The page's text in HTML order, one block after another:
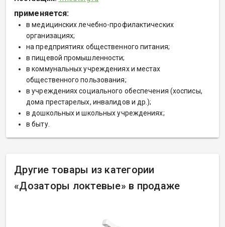
применяется:
в медицинских лечебно-профилактических
организациях;
на предприятиях общественного питания;
в пищевой промышленности;
в коммунальных учреждениях и местах
общественного пользования;
в учреждениях социального обеспечения (хосписы,
дома престарелых, инвалидов и др.);
в дошкольных и школьных учреждениях;
в быту.
Другие товары из категории
«Дозаторы локтевые» в продаже